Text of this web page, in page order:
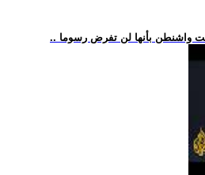
واشنطن بأنها لن تفرض رسوما